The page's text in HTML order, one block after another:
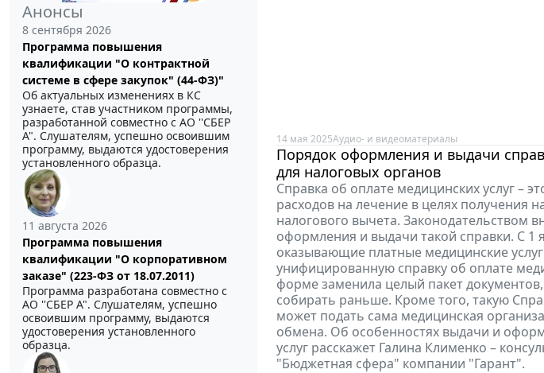
Анонсы
8 сентября 2026
Программа повышения
квалификации "О контрактной
системе в сфере закупок" (44-ФЗ)"
Об актуальных изменениях в КС
узнаете, став участником программы,
разработанной совместно с АО ''СБЕР
А". Слушателям, успешно освоившим
программу, выдаются удостоверения
установленного образца.
11 августа 2026
Программа повышения
квалификации "О корпоративном
заказе" (223-ФЗ от 18.07.2011)
Программа разработана совместно с
АО ''СБЕР А". Слушателям, успешно
освоившим программу, выдаются
удостоверения установленного
образца.
14 мая 2025Аудио- и видеоматериалы
Порядок оформления и выдачи
для налоговых органов
Справка об оплате медицинских услуг –
расходов на лечение в целях получения
налогового вычета. Законодательством
оформления и выдачи такой справки. С 1
оказывающие платные медицинские
унифицированную справку об оплате
форме заменила целый пакет
собирать раньше. Кроме того, такую
может подать сама медицинская
обмена. Об особенностях выдачи и
услуг расскажет Галина Клименко –
"Бюджетная сфера" компании "Гарант".